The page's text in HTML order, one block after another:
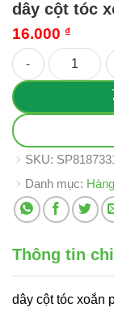
dây cột tóc
16.000 ₫
dây cột tóc xoắn
SKU:
Danh mục:
Thông tin
dây cột tóc xoắn